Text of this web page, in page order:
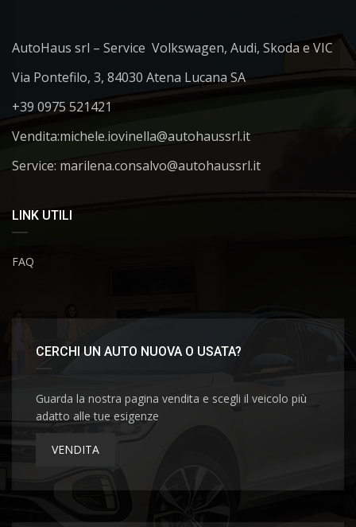
AutoHaus srl – Service Volkswagen, Audi, Skoda e VIC
Via Pontefilo, 3, 84030 Atena Lucana SA
+39 0975 521421
Vendita:michele.iovinella@autohaussrl.it
Service: marilena.consalvo@autohaussrl.it
LINK UTILI
FAQ
CERCHI UN AUTO NUOVA O USATA?
Guarda la nostra pagina vendita e scegli il veicolo più
adatto alle tue esigenze
VENDITA